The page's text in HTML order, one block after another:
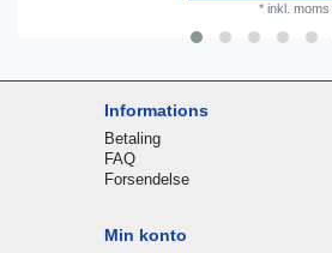
* inkl. moms
Informations
Betaling
FAQ
Forsendelse
Min konto